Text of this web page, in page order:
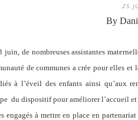
25
By
juin, de nombreuses assistantes
de communes a crée pour elles et
à l’éveil des enfants ainsi qu’aux
du dispositif pour améliorer l’accueil
engagés à mettre en place en